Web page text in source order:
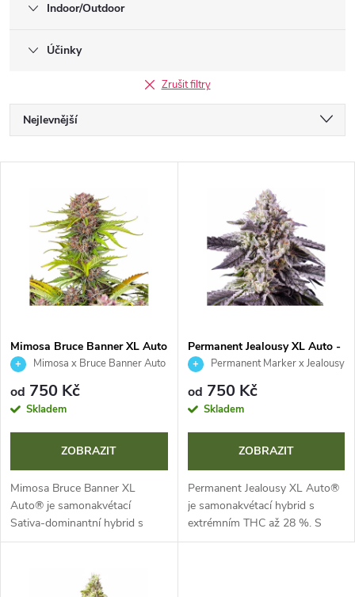
Indoor/Outdoor
Účinky
Zrušit filtry
Ř
a
p
r
o
d
u
Nejlevnější
Abecedně
s
p
r
d
u
Mimosa Bruce Banner XL Auto
- Sweet Seeds
Mimosa x Bruce Banner Auto
od 750 Kč
Skladem
ZOBRAZIT
Mimosa Bruce Banner XL
Auto® je samonakvétací
Sativa-dominantní hybrid s
extrémním obsahem THC až 26
XL výnosy a jedinečné aroma
mandarinek, jahod a...
Permanent Jealousy XL Auto -
Sweet Seeds
Permanent Marker x Jealousy
Z XL Auto
od 750 Kč
Skladem
ZOBRAZIT
Permanent Jealousy XL Auto®
je samonakvétací hybrid s
extrémním THC až 28 %. S
životním cyklem pouhých 8